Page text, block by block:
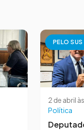
PELO SUS
2 de abril
Política